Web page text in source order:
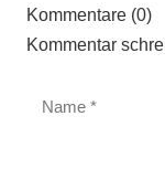
Kommentare (0)
Kommentar